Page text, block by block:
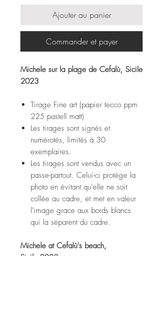
Ajouter au panier
Commander et payer
Michele sur la plage de Cefalù, Sicile
2023
Tirage Fine art (papier tecco ppm
225 pastell matt)
Les tirages sont signés et
numérotés, limités à 30
exemplaires.
Les tirages sont vendus avec un
passe-partout. Celui-ci protège la
photo en évitant qu'elle ne soit
collée au cadre, et met en valeur
l'image grace aux bords blancs
qui la séparent du cadre.
Michele at Cefalù's beach,
Sicily 2023